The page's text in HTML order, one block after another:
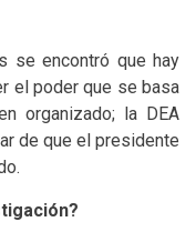
se encontró que hay
el poder que se basa
organizado; la DEA
de que el presidente